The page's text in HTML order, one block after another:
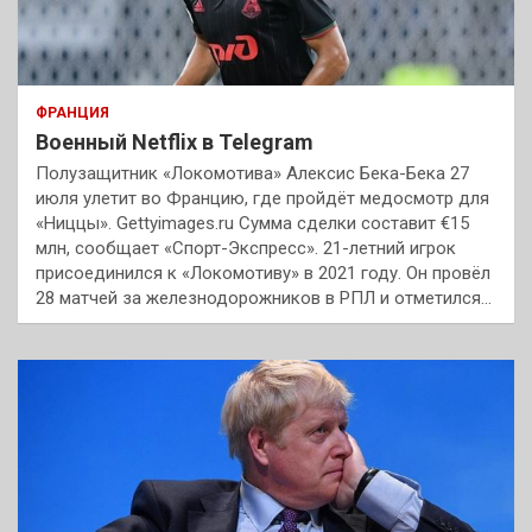
ФРАНЦИЯ
Военный Netflix в Telegram
Полузащитник «Локомотива» Алексис Бека-Бека 27
июля улетит во Францию, где пройдёт медосмотр для
«Ниццы». Gettyimages.ru Сумма сделки составит €15
млн, сообщает «Спорт-Экспресс». 21-летний игрок
присоединился к «Локомотиву» в 2021 году. Он провёл
28 матчей за железнодорожников в РПЛ и отметился…